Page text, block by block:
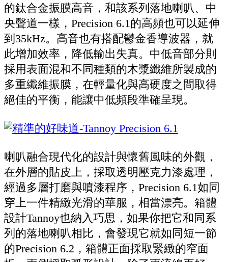
的鈦合金振膜高音，和該系列落地喇叭、中
央聲道一樣，Precision 6.1的高頻也可以延伸
到35kHz。高音也有搭配鬱金香導波器，就
此增加效率，降低輸出失真。中低音部分則
採用表面混和不同種類的木漿纖維所製成的
多重纖維振膜，在輕量化與高硬度之間取得
絕佳的平衡，能讓中低頻段準確呈現。
喇叭融合現代化的設計與懷舊風味的外觀，
在外層的貼皮上，採取透明壓克力漆處理，
經過多層打磨與噴漆程序，Precision 6.1如同
穿上一件精緻光滑的華服，相當漂亮。箱體
設計Tannoy也納入巧思，如果你把它和同系
列的落地喇叭相比，會發現它就如同短一節
的Precision 6.2，箱體正面採取緊緻的窄面